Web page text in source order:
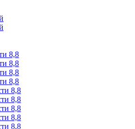
8,8
8,8
8,8
8,8
8,8
8,8
8,8
8,8
8,8